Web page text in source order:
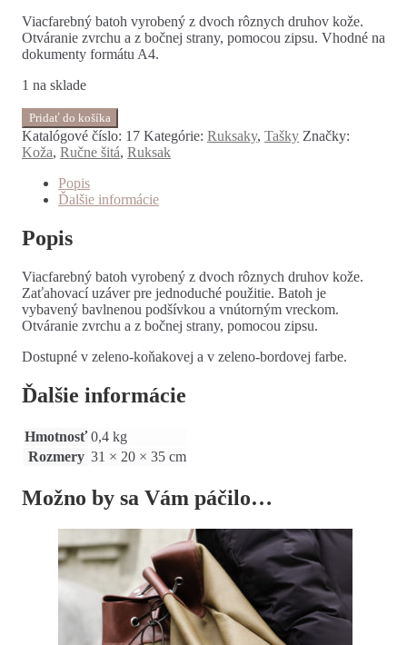
Viacfarebný batoh vyrobený z dvoch rôznych druhov kože.
Otváranie zvrchu a z bočnej strany, pomocou zipsu. Vhodné na
dokumenty formátu A4.
1 na sklade
Pridať do košíka
Katalógové číslo: 17 Kategórie: Ruksaky, Tašky Značky:
Koža, Ručne šitá, Ruksak
Popis
Ďalšie informácie
Popis
Viacfarebný batoh vyrobený z dvoch rôznych druhov kože.
Zaťahovací uzáver pre jednoduché použitie. Batoh je
vybavený bavlnenou podšívkou a vnútorným vreckom.
Otváranie zvrchu a z bočnej strany, pomocou zipsu.
Dostupné v zeleno-koňakovej a v zeleno-bordovej farbe.
Ďalšie informácie
Hmotnosť 0,4 kg
Rozmery 31 × 20 × 35 cm
Možno by sa Vám páčilo…